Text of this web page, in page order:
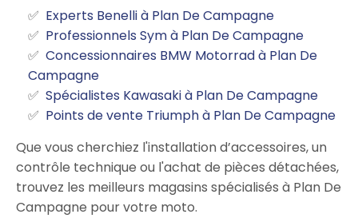
Experts Benelli à Plan De Campagne
Professionnels Sym à Plan De Campagne
Concessionnaires BMW Motorrad à Plan De
Campagne
Spécialistes Kawasaki à Plan De Campagne
Points de vente Triumph à Plan De Campagne
Que vous cherchiez l'installation d’accessoires, un
contrôle technique ou l'achat de pièces détachées,
trouvez les meilleurs magasins spécialisés à Plan De
Campagne pour votre moto.